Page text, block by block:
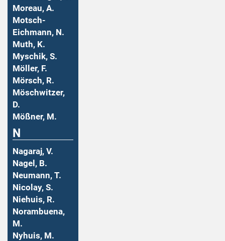
Moreau, A.
Motsch-
Eichmann, N.
Muth, K.
Myschik, S.
Möller, F.
Mörsch, R.
Möschwitzer,
D.
Mößner, M.
N
Nagaraj, V.
Nagel, B.
Neumann, T.
Nicolay, S.
Niehuis, R.
Norambuena,
M.
Nyhuis, M.